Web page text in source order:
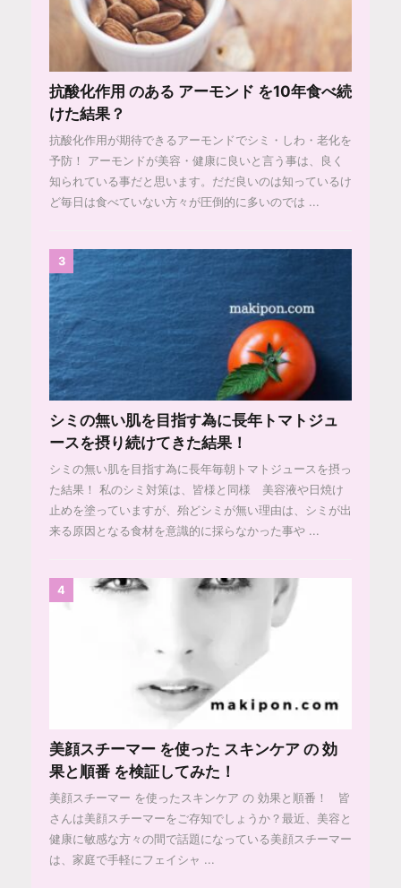
抗酸化作用 のある アーモンド を10年食べ続
けた結果？
抗酸化作用が期待できるアーモンドでシミ・しわ・老化を
予防！ アーモンドが美容・健康に良いと言う事は、良く
知られている事だと思います。だだ良いのは知っているけ
ど毎日は食べていない方々が圧倒的に多いのでは ...
3
シミの無い肌を目指す為に長年トマトジュ
ースを摂り続けてきた結果！
シミの無い肌を目指す為に長年毎朝トマトジュースを摂っ
た結果！ 私のシミ対策は、皆様と同様 美容液や日焼け
止めを塗っていますが、殆どシミが無い理由は、シミが出
来る原因となる食材を意識的に採らなかった事や ...
4
美顔スチーマー を使った スキンケア の 効
果と順番 を検証してみた！
美顔スチーマー を使ったスキンケア の 効果と順番！ 皆
さんは美顔スチーマーをご存知でしょうか？最近、美容と
健康に敏感な方々の間で話題になっている美顔スチーマー
は、家庭で手軽にフェイシャ ...